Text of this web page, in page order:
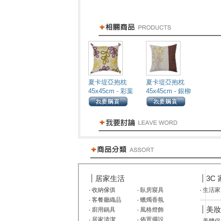
夏卡堤亞抱枕
45x45cm - 彩葉
夏卡堤亞抱枕
45x45cm - 銀柳
居家生活
‧ 收納傢俱 ‧ 臥房寢具
‧ 客餐廳織品 ‧ 蠟燭香氛
‧ 廚用鍋具 ‧ 風格燈飾
‧ 居家清潔 ‧ 佈置擺設
3C
‧ 生活
美妝